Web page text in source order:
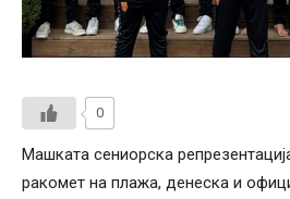
0
Машката сениорска
ракомет на плажа, денеска и